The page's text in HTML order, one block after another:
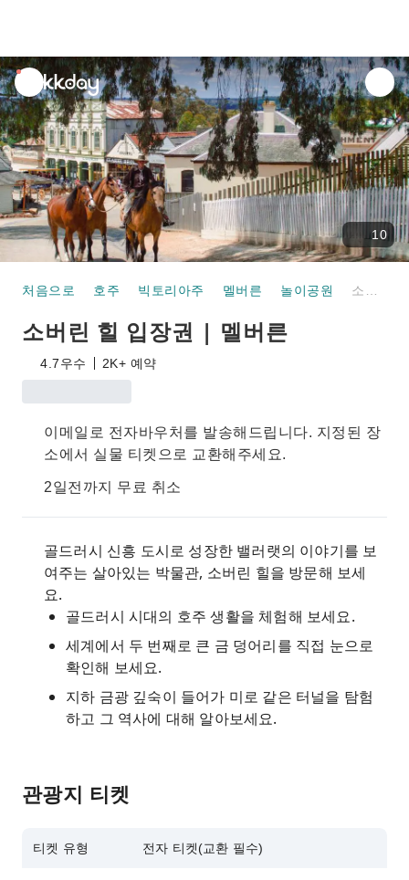
unread
notifications
10
처음으로 호주 빅토리아주 멜버른 놀이공원
소버린 힐 입장권 | 멜버른
4.7우수 2K+ 예약
이메일로 전자바우처를 발송해드립니다. 지정된 장
소에서 실물 티켓으로 교환해주세요.
2일전까지 무료 취소
골드러시 신흥 도시로 성장한 밸러랫의 이야기를 보
여주는 살아있는 박물관, 소버린 힐을 방문해 보세
요.
골드러시 시대의 호주 생활을 체험해 보세요.
세계에서 두 번째로 큰 금 덩어리를 직접 눈으로
확인해 보세요.
지하 금광 깊숙이 들어가 미로 같은 터널을 탐험
하고 그 역사에 대해 알아보세요.
관광지 티켓
티켓 유형 전자 티켓(교환 필수)